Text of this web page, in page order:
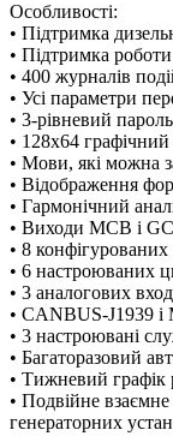
Особливості:
• Підтримка
• Підтримка
• 400 журналів
• Усі параметри
• 3-рівневий
• 128x64
• Мови, які можна
• Відображення
• Гармонічний
• Виходи MCB і
• 8
• 6 настроюваних
• 3 аналогових
• CANBUS-J1939 і
• 3 настроювані
• Багаторазовий
• Тижневий графік
• Подвійне
генераторних